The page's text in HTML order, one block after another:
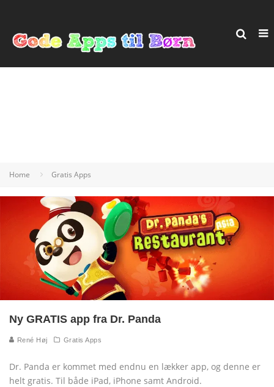
Home Gratis Apps
Ny GRATIS app fra Dr. Panda
René Høj Gratis Apps
Dr. Panda er kommet med endnu en lækker app, og denne er
helt gratis. Til både iPad, iPhone samt Android.